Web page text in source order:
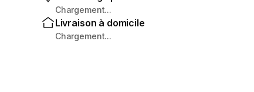
Chargement...
Livraison à domicile
Chargement...